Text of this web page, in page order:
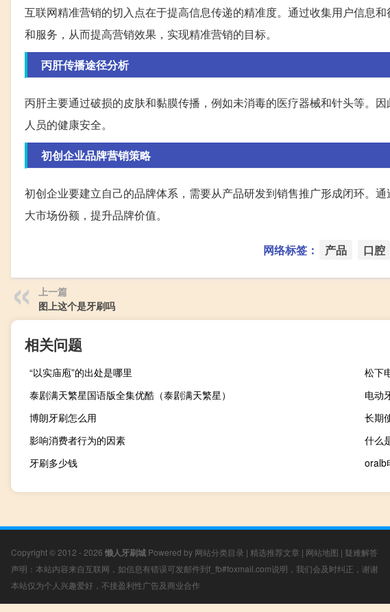
互联网精准营销的切入点在于提高信息传递的精准度。通过收集用户信息
和服务，从而提高营销效果，实现精准营销的目标。
丙肝传播途径分析
丙肝主要通过破损的皮肤和黏膜传播，例如未消毒的医疗器械和针头等。
人员的健康安全。
初创企业品牌营销策略
初创企业要建立自己的品牌体系，需要从产品研发到销售推广形成闭环。
大市场份额，提升品牌价值。
网络标签： 产品 口腔
上一篇
图上这个是牙刷吗
相关问题
“以实庙庖”的出处是哪里
松下
泰剧满天繁星国语版全集优酷（泰剧满天繁星）
电动
博朗牙刷怎么用
长期
影响消费者行为的因素
什么
牙刷多少钱
oralb
Copyright © 2012 - 2026 懒人牙刷城 Powered by 网站分类目录 | 精选推荐文章 | 网站地图 | 疑难解答
声明：本站内容来自互联网，如信息有错误可发邮件到f_fb#foxmail.com说明，我们会及时纠正，谢谢
本站仅为个人兴趣爱好，不接盈利性广告及商业合作